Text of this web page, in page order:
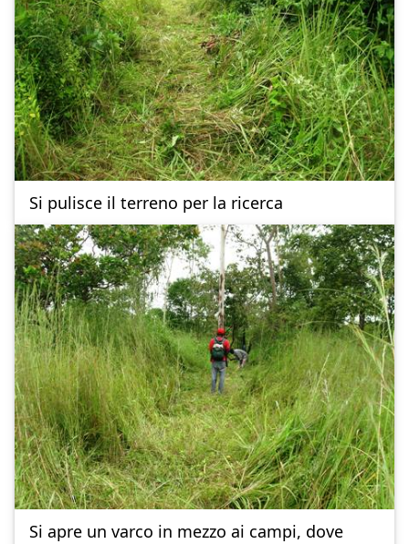
Si pulisce il terreno per la ricerca
Si apre un varco in mezzo ai campi, dove